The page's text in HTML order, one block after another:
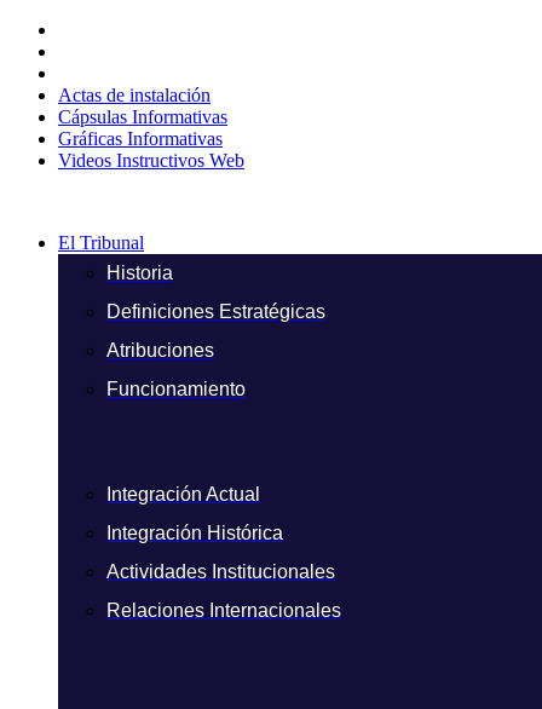
contenido
Actas de instalación
Cápsulas Informativas
Gráficas Informativas
Videos Instructivos Web
El Tribunal
Historia
Definiciones Estratégicas
Atribuciones
Funcionamiento
Integración Actual
Integración Histórica
Actividades Institucionales
Relaciones Internacionales